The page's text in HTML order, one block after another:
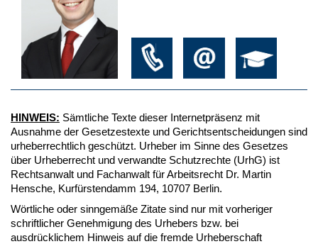
HINWEIS: Sämtliche Texte dieser Internetpräsenz mit
Ausnahme der Gesetzestexte und Gerichtsentscheidungen sind
urheberrechtlich geschützt. Urheber im Sinne des Gesetzes
über Urheberrecht und verwandte Schutzrechte (UrhG) ist
Rechtsanwalt und Fachanwalt für Arbeitsrecht Dr. Martin
Hensche, Kurfürstendamm 194, 10707 Berlin.
Wörtliche oder sinngemäße Zitate sind nur mit vorheriger
schriftlicher Genehmigung des Urhebers bzw. bei
ausdrücklichem Hinweis auf die fremde Urheberschaft